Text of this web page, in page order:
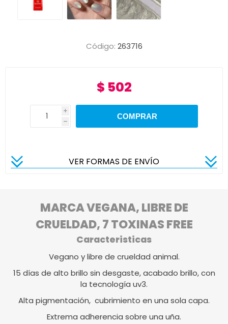
Código: 263716
$ 502
i
h
VER FORMAS DE ENVÍO
MARCA VEGANA, LIBRE DE
CRUELDAD, 7 TOXINAS FREE
Caracteristicas
Vegano y libre de crueldad animal.
15 días de alto brillo sin desgaste, acabado brillo, con
la tecnología uv3.
Alta pigmentación, cubrimiento en una sola capa.
Extrema adherencia sobre una uña.